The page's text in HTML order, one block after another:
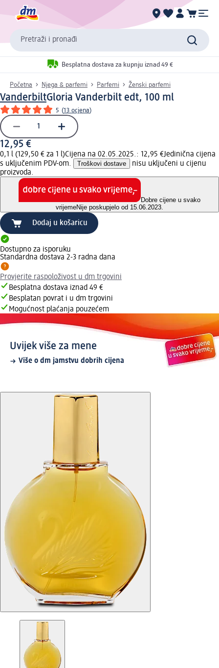
Pretraži i pronađi
Besplatna dostava za kupnju iznad 49 €
Početna Njega & parfemi Parfemi Ženski parfemi
VanderbiltGloria Vanderbilt edt, 100 ml
5 (13 ocjena)
12,95 €
0,1 l (129,50 € za 1 l)Cijena na 02.05.2025.: 12,95 €Jedinična cijena
s uključenim PDV-om.
Troškovi dostave
nisu uključeni u cijenu
proizvoda.
Dobre cijene u svako
vrijemeNije poskupjelo od 15.06.2023.
Dodaj u košaricu
Dostupno za isporuku
Standardna dostava 2-3 radna dana
Provjerite raspoloživost u dm trgovini
Besplatna dostava iznad 49 €
Besplatan povrat i u dm trgovini
Mogućnost plaćanja pouzećem
Uvijek više za mene
Više o dm jamstvu dobrih cijena